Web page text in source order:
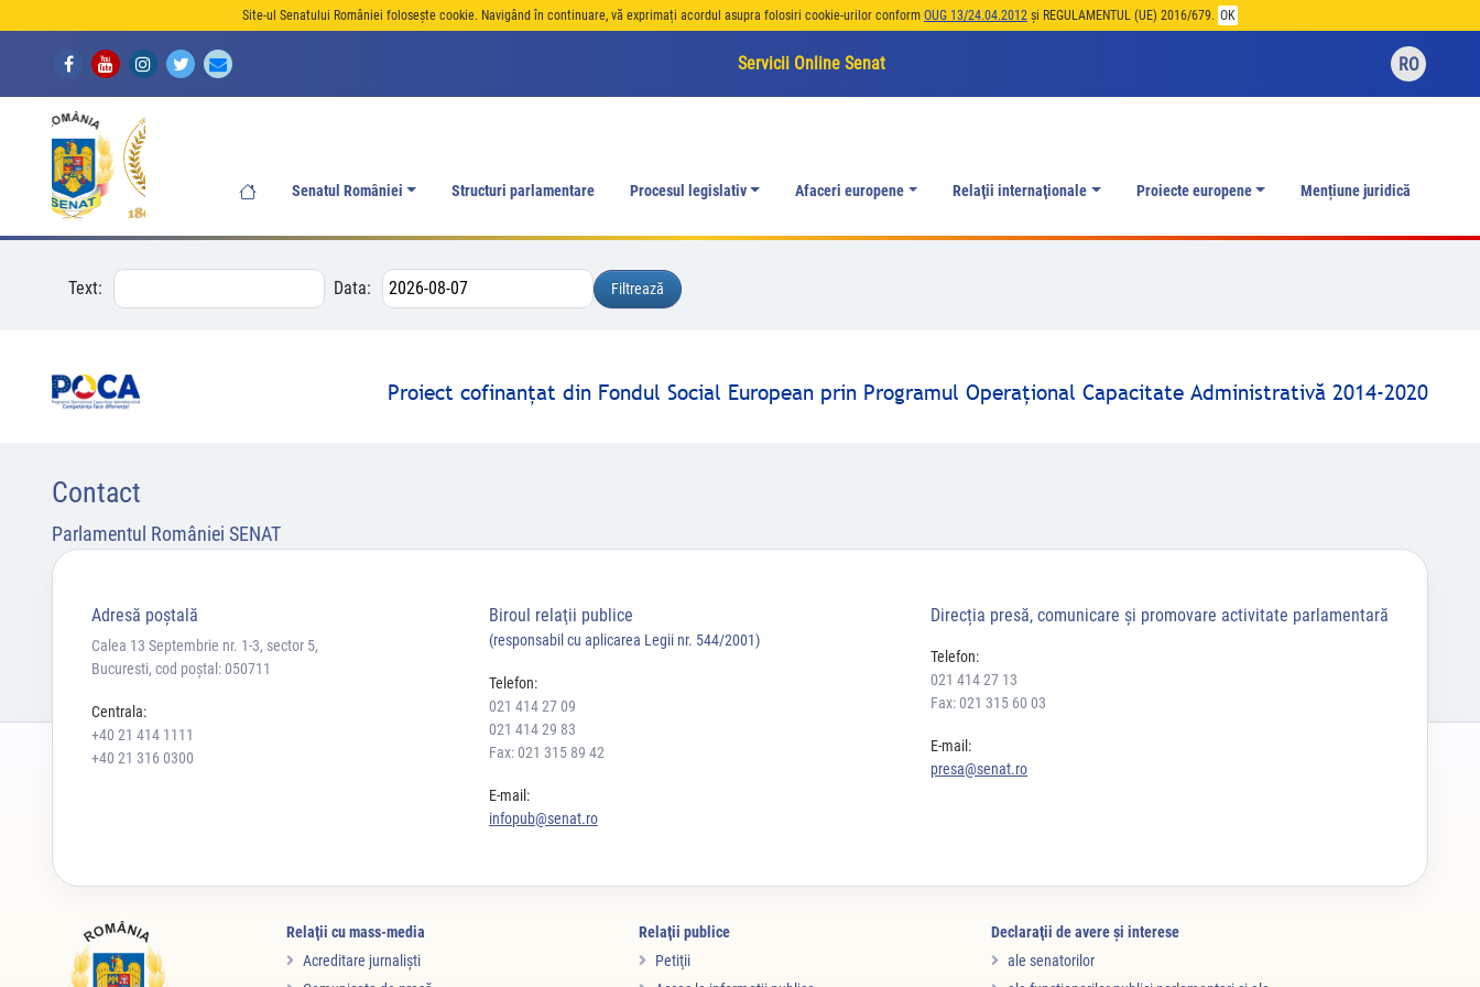
Site-ul Senatului României folosește cookie. Navigând în continuare, vă exprimați acordul asupra folosiri cookie-urilor conform OUG 13/24.04.2012 și REGULAMENTUL (UE) 2016/679. OK
Servicii Online Senat RO
Senatul României Structuri parlamentare Procesul legislativ Afaceri europene Relaţii internaţionale Proiecte europene Mențiune juridică
Text: Data:
Proiect cofinanţat din Fondul Social European prin Programul Operaţional Capacitate Administrativă 2014-2020
Contact
Parlamentul României SENAT
Adresă poştală
Calea 13 Septembrie nr. 1-3, sector 5,
Bucuresti, cod poștal: 050711
Centrala:
+40 21 414 1111
+40 21 316 0300
Biroul relaţii publice
(responsabil cu aplicarea Legii nr. 544/2001)
Telefon:
021 414 27 09
021 414 29 83
Fax: 021 315 89 42
E-mail:
infopub@senat.ro
Direcția presă, comunicare și promovare activitate parlamentară
Telefon:
021 414 27 13
Fax: 021 315 60 03
E-mail:
presa@senat.ro
Relaţii cu mass-media
Acreditare jurnalişti
Relaţii publice
Petiţii
Declaraţii de avere şi interese
ale senatorilor